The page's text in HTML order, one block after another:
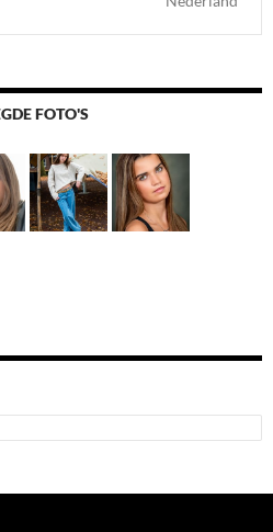
FOTO'S